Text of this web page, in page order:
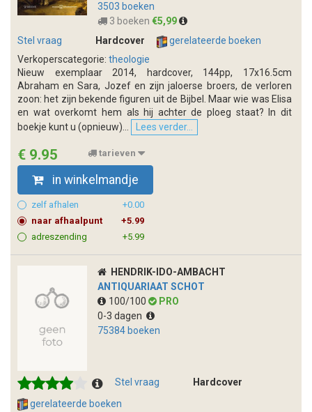
3503 boeken
3 boeken €5,99
Stel vraag
Hardcover
gerelateerde boeken
Verkoperscategorie: theologie
Nieuw exemplaar 2014, hardcover, 144pp, 17x16.5cm
Abraham en Sara, Jozef en zijn jaloerse broers, de verloren
zoon: het zijn bekende figuren uit de Bijbel. Maar wie was Elisa
en wat overkomt hem als hij achter de ploeg staat? In dit
boekje kunt u (opnieuw)...
Lees verder...
€ 9.95 tarieven
in winkelmandje
zelf afhalen
+0.00
naar afhaalpunt
+5.99
adreszending
+5.99
HENDRIK-IDO-AMBACHT
ANTIQUARIAAT SCHOT
100/100
PRO
0-3 dagen
75384 boeken
Stel vraag
Hardcover
gerelateerde boeken